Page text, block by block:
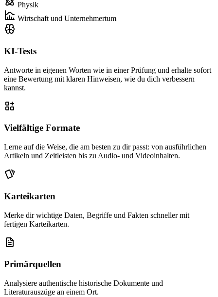
Physik
Wirtschaft und Unternehmertum
KI-Tests
Antworte in eigenen Worten wie in einer Prüfung und erhalte sofort
eine Bewertung mit klaren Hinweisen, wie du dich verbessern
kannst.
Vielfältige Formate
Lerne auf die Weise, die am besten zu dir passt: von ausführlichen
Artikeln und Zeitleisten bis zu Audio- und Videoinhalten.
Karteikarten
Merke dir wichtige Daten, Begriffe und Fakten schneller mit
fertigen Karteikarten.
Primärquellen
Analysiere authentische historische Dokumente und
Literaturauszüge an einem Ort.